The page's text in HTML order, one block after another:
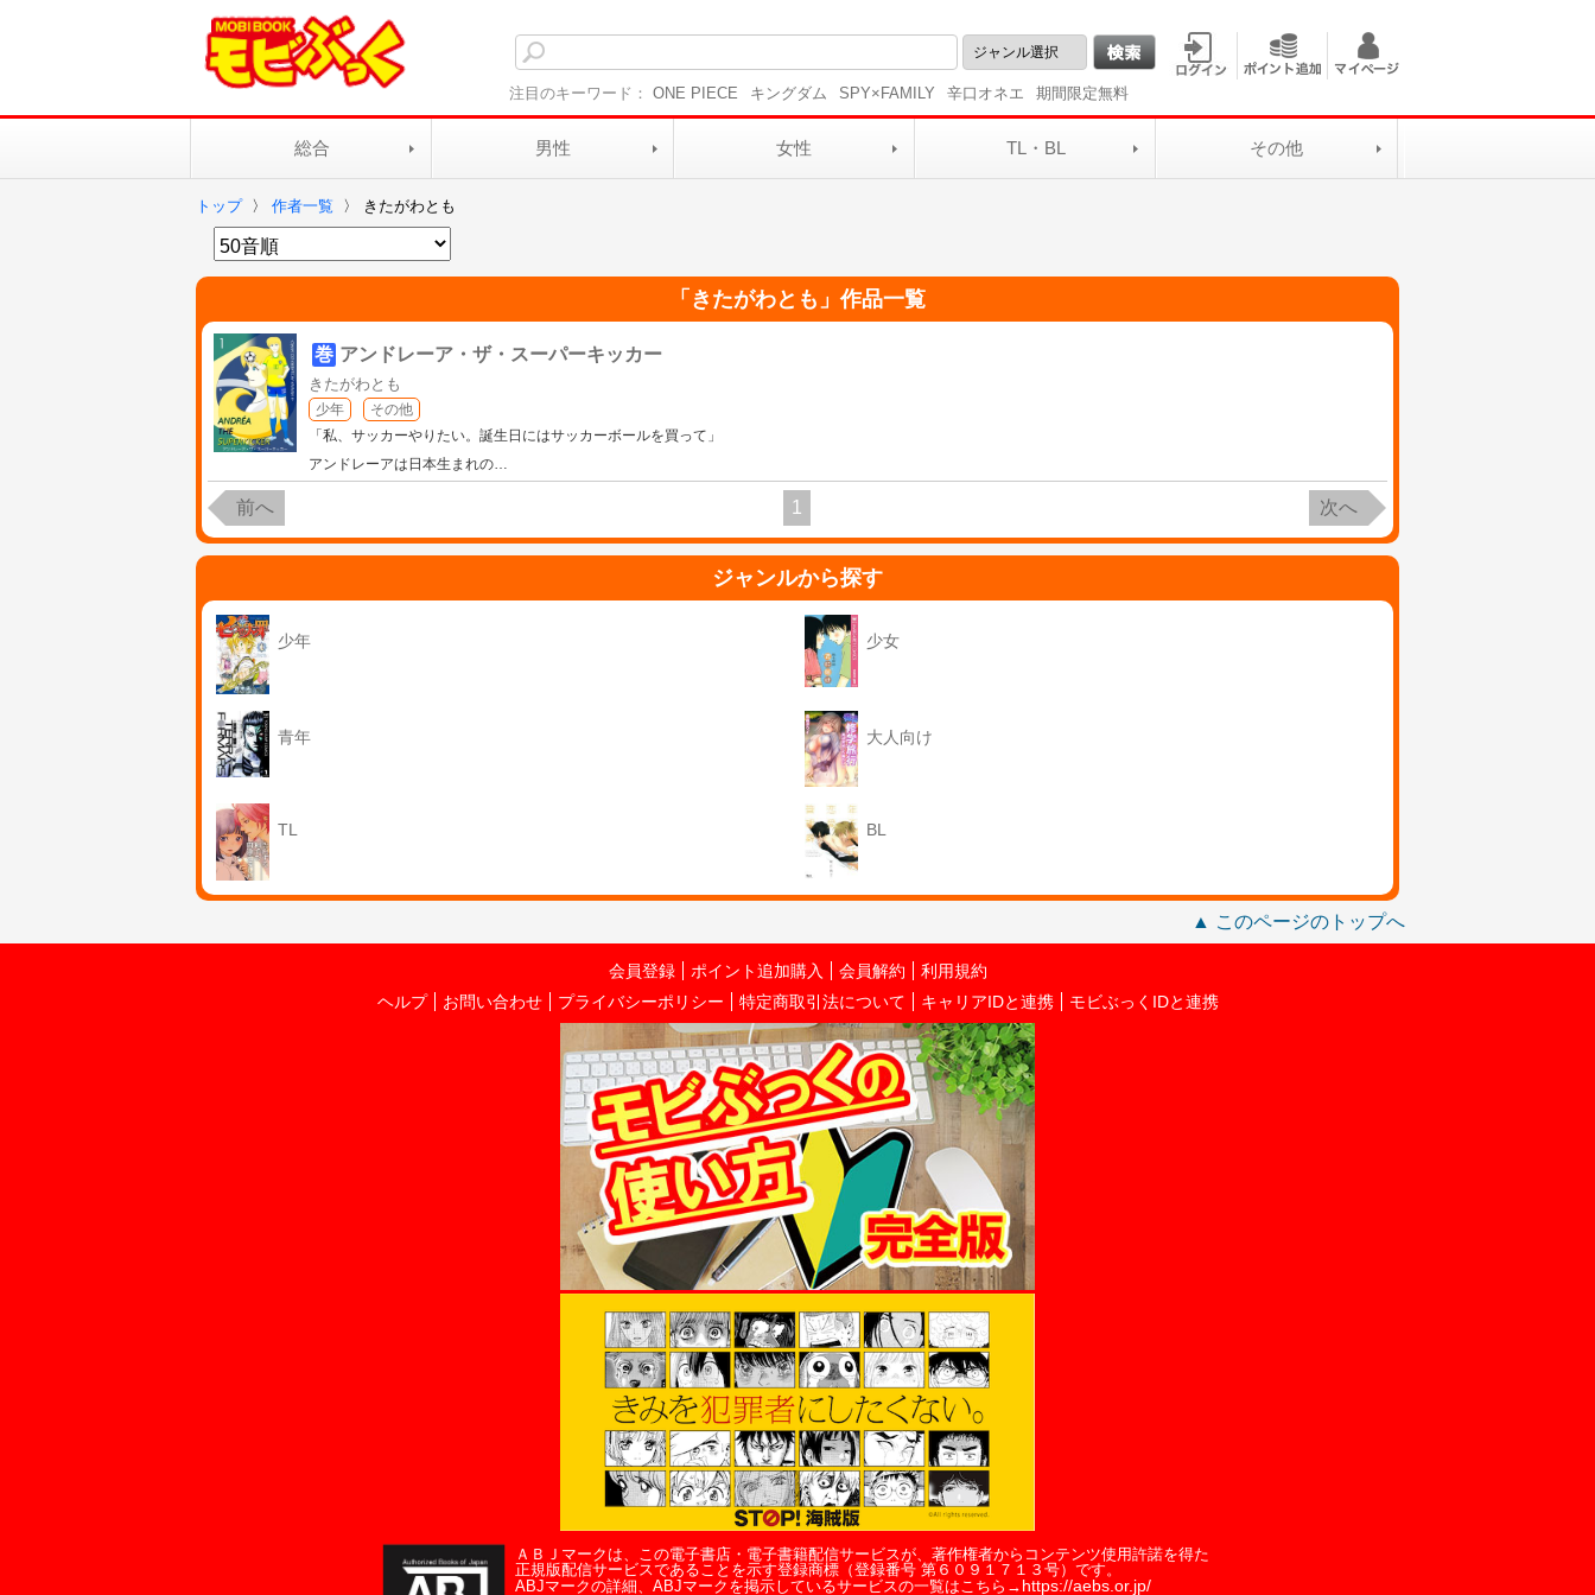
注目のキーワード： ONE PIECE キングダム SPY×FAMILY 辛口オネエ 期間限定無料
総合 男性 女性 TL・BL その他
トップ 〉 作者一覧 〉 きたがわとも
「 きたがわとも 」作品一覧
巻 アンドレーア・ザ・スーパーキッカー
きたがわとも
少年
その他
「私、サッカーやりたい。誕生日にはサッカーボールを買って」
アンドレーアは日本生まれの…
前へ 1 次へ
ジャンルから探す
少年 少女
青年 大人向け
TL BL
▲ このページのトップへ
会員登録 ポイント追加購入 会員解約
利用規約
ヘルプ
お問い合わせ プライバシーポリシー 特定商取引法について キャリアIDと連携 モビぶっくIDと連携
ＡＢＪマークは、この電子書店・電子書籍配信サービスが、著作権者からコンテンツ使用許諾を得た
正規版配信サービスであることを示す登録商標（登録番号 第６０９１７１３号）です。
ABJマークの詳細、ABJマークを掲示しているサービスの一覧はこちら→ https://aebs.or.jp/